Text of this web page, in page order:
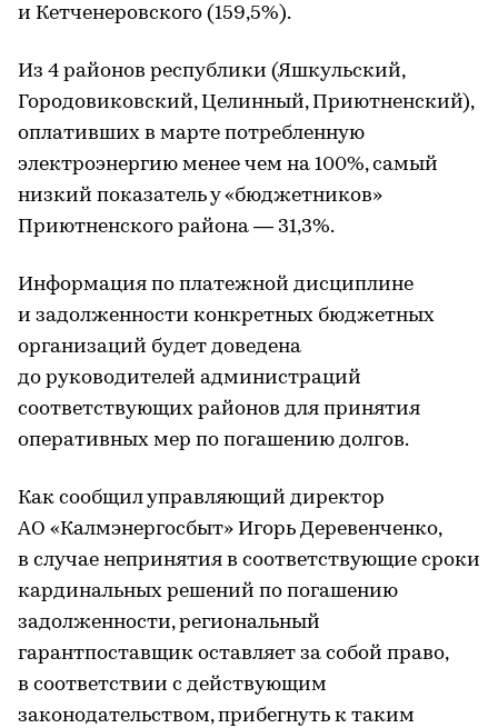
и Кетченеровского (159,5%).
Из 4 районов республики (Яшкульский,
Городовиковский, Целинный, Приютненский),
оплативших в марте потребленную
электроэнергию менее чем на 100%, самый
низкий показатель у «бюджетников»
Приютненского района — 31,3%.
Информация по платежной дисциплине
и задолженности конкретных бюджетных
организаций будет доведена
до руководителей администраций
соответствующих районов для принятия
оперативных мер по погашению долгов.
Как сообщил управляющий директор
АО «Калмэнергосбыт» Игорь Деревенченко,
в случае непринятия в соответствующие сроки
кардинальных решений по погашению
задолженности, региональный
гарантпоставщик оставляет за собой право,
в соответствии с действующим
законодательством, прибегнуть к таким